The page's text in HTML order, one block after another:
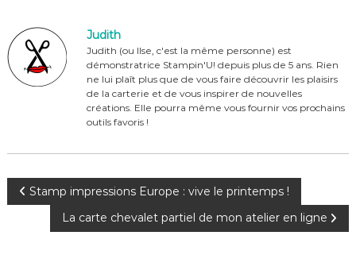
e
b
o
re
st
te
r
er
Judith
Judith (ou Ilse, c'est la même personne) est
démonstratrice Stampin'U! depuis plus de 5 ans. Rien
ne lui plaît plus que de vous faire découvrir les plaisirs
de la carterie et de vous inspirer de nouvelles
créations. Elle pourra même vous fournir vos prochains
outils favoris !
N Stamp impressions Europe : vive le printemps !
La carte chevalet partiel de mon atelier en ligne